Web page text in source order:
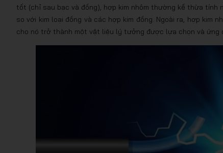
tốt (chỉ sau bạc và đồng), hợp kim nhôm thường kế thừa tính
so với kim loại đồng và các hợp kim đồng. Ngoài ra, hợp kim
cho nó trở thành một vật liệu lý tưởng được lựa chọn và ứng